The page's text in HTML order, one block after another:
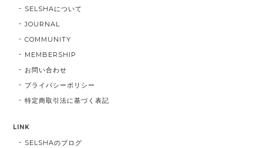
SELSHAについて
JOURNAL
COMMUNITY
MEMBERSHIP
お問い合わせ
プライバシーポリシー
特定商取引法に基づく表記
LINK
SELSHAのブログ